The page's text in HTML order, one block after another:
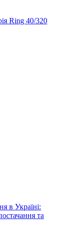
Ring 40/320
в Україні:
та